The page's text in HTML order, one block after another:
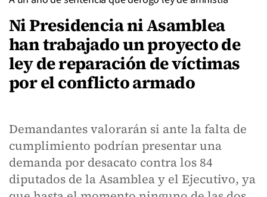
Ni Presidencia ni Asamblea
han trabajado un proyecto de
ley de reparación de víctimas
por el conflicto armado
Demandantes valorarán si ante la falta de
cumplimiento podrían presentar una
demanda por desacato contra los 84
diputados de la Asamblea y el Ejecutivo, ya